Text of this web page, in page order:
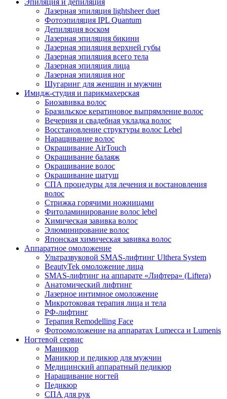
Эпиляция и депиляция
Лазерная эпиляция lightsheer duet
Фотоэпиляция IPL Quantum
Депиляция воском
Лазерная эпиляция бикини
Лазерная эпиляция верхней губы
Лазерная эпиляция всего тела
Лазерная эпиляция лица
Лазерная эпиляция ног
Шугаринг для женщин и мужчин
Имидж-студия и парикмахерская
Биозавивка волос
Бразильское кератиновое выпрямление волос
Вечерняя и свадебная укладка волос
Восстановление структуры волос Lebel
Наращивание волос
Окрашивание AirTouch
Окрашивание балаяж
Окрашивание волос
Окрашивание шатуш
СПА процедуры для лечения и востановления
волос
Стрижка горячими ножницами
Фитоламинирование волос lebel
Химическая завивка волос
Элюминирование волос
Японская химическая завивка волос
Аппаратное омоложение
Ультразвуковой SMAS-лифтинг Ulthera System
BeautyTek омоложение лица
SMAS-лифтинг на аппарате «Лифтера» (Liftera)
Анатомический лифтинг
Лазерное интимное омоложение
Микротоковая терапия лица и тела
РФ-лифтинг
Терапия Remodelling Face
Фотоомоложение на аппаратах Lumecca и Lumenis
Ногтевой сервис
Маникюр
Маникюр и педикюр для мужчин
Медицинский аппаратный педикюр
Наращивание ногтей
Педикюр
СПА для рук